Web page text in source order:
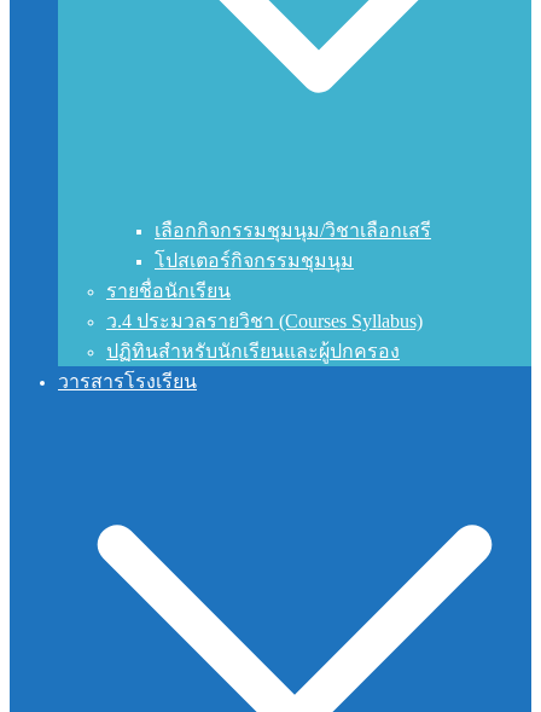
เลือกกิจกรรมชุมนุม/วิชาเลือกเสรี
โปสเตอร์กิจกรรมชุมนุม
รายชื่อนักเรียน
ว.4 ประมวลรายวิชา (Courses Syllabus)
ปฏิทินสำหรับนักเรียนและผู้ปกครอง
วารสารโรงเรียน